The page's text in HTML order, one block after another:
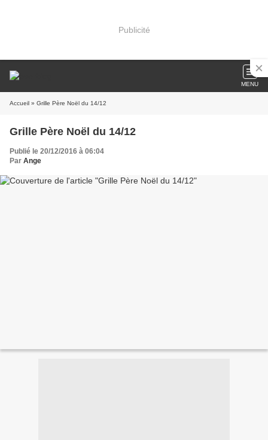
Publicité
MENU
Accueil » Grille Père Noël du 14/12
Grille Père Noël du 14/12
Publié le 20/12/2016 à 06:04
Par Ange